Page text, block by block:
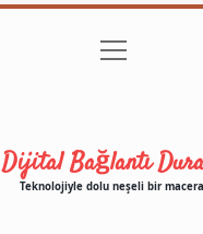
Gizlilik Politikası
menüyü
aç
Dijital Bağlantı
Teknolojiyle dolu neşeli bir